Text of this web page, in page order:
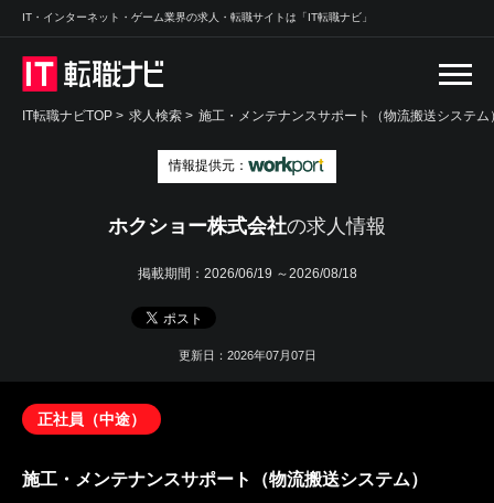
IT・インターネット・ゲーム業界の求人・転職サイトは「IT転職ナビ」
IT転職ナビTOP > 求人検索 > 施工・メンテナンスサポート（物流搬送システム
情報提供元：
ホクショー株式会社の求人情報
掲載期間： 2026/06/19 ～2026/08/18
更新日：2026年07月07日
正社員（中途）
施工・メンテナンスサポート（物流搬送システム）